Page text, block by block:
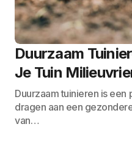
Duurzaam
Je Tuin
Duurzaam tuinieren is
dragen aan een
van…